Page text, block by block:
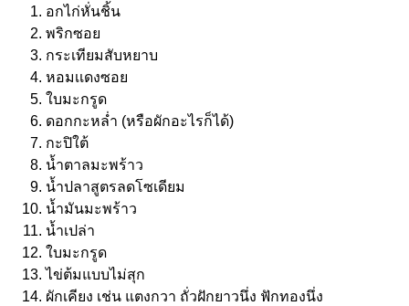
อกไก่หั่นชิ้น
พริกซอย
กระเทียมสับหยาบ
หอมเเดงซอย
ใบมะกรูด
ดอกกะหล่ำ (หรือผักอะไรก็ได้)
กะปิใต้
น้ำตาลมะพร้าว
น้ำปลาสูตรลดโซเดียม
น้ำมันมะพร้าว
น้ำเปล่า
ใบมะกรูด
ไข่ต้มแบบไม่สุก
ผักเคียง เช่น แตงกวา ถั่วฝักยาวนึ่ง ฟักทองนึ่ง